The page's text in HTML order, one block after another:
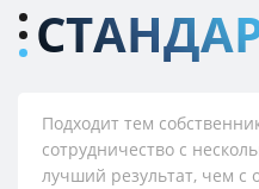
Подходит тем
сотрудничество с
лучший результат, чем с